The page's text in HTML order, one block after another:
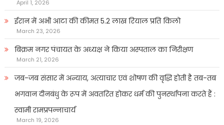
April 1, 2026
ईरान में अभी आटा की कीमत 5.2 लाख रियाल प्रति किलो
March 23, 2026
बिक्रम नगर पंचायत के अध्यक्ष ने किया अस्पताल का निरीक्षण
March 21, 2026
जब-जब संसार में अन्याय, अत्याचार एवं शोषण की वृद्धि होती है तब-तब
भगवान दीनबंधु के रूप में अवतरित होकर धर्म की पुनर्स्थापना करते हैं :
स्वामी रामप्रपन्नाचार्य
March 19, 2026